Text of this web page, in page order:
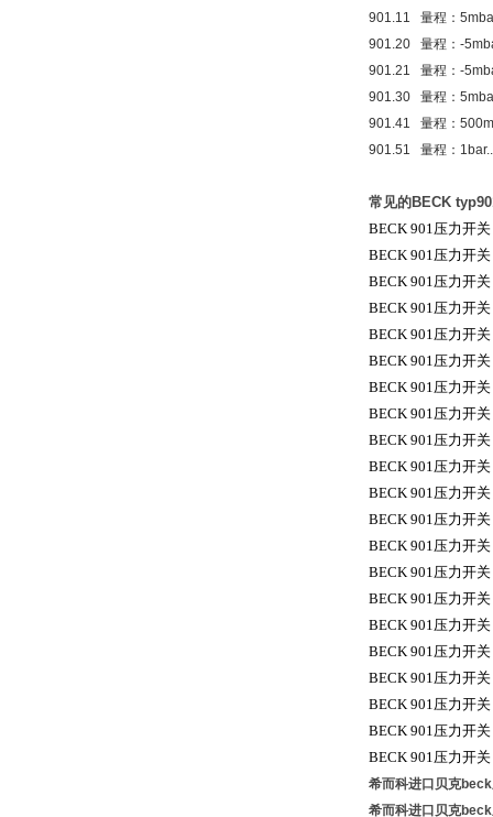
901.11 量程：
901.20 量程：-
901.21 量程：-
901.30 量程：
901.41 量程：
901.51 量程：
常见的BECK
BECK 901压力开关
BECK 901压力开关
BECK 901压力开关
BECK 901压力开关
BECK 901压力开关
BECK 901压力开关
BECK 901压力开关
BECK 901压力开关
BECK 901压力开关
BECK 901压力开关
BECK 901压力开关
BECK 901压力开关
BECK 901压力开关
BECK 901压力开关
BECK 901压力开关
BECK 901压力开关
BECK 901压力开关
BECK 901压力开关
BECK 901压力开关
BECK 901压力开关
BECK 901压力开关
希而科进口贝克
希而科进口贝克